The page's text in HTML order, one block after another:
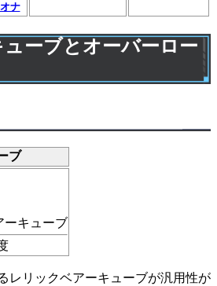
ナ
ーブとオーバーロー
ブ
ーキューブ
レリックベアーキューブが汎用性が